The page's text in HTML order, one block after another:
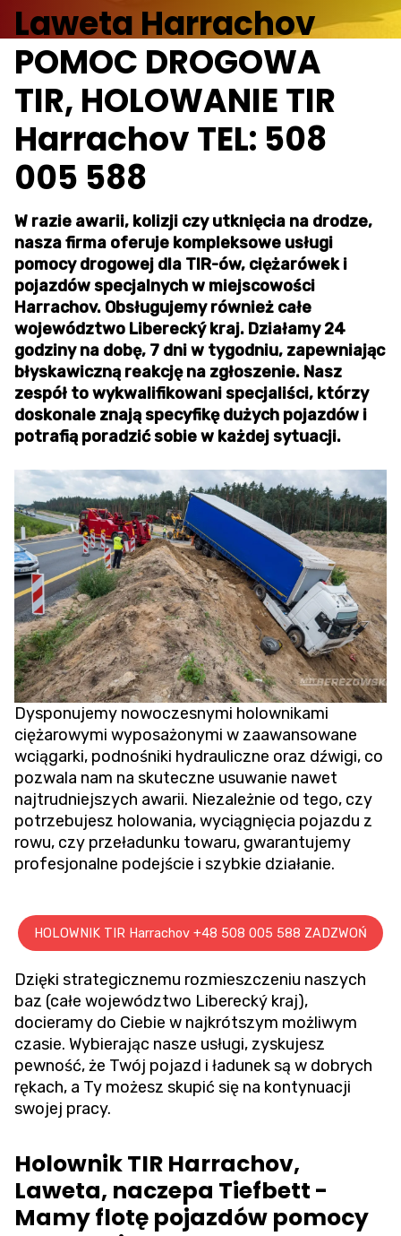
Laweta Harrachov
POMOC DROGOWA
TIR, HOLOWANIE TIR
Harrachov TEL: 508
005 588
W razie awarii, kolizji czy utknięcia na drodze,
nasza firma oferuje kompleksowe usługi
pomocy drogowej dla TIR-ów, ciężarówek i
pojazdów specjalnych w miejscowości
Harrachov. Obsługujemy również całe
województwo Liberecký kraj. Działamy 24
godziny na dobę, 7 dni w tygodniu, zapewniając
błyskawiczną reakcję na zgłoszenie. Nasz
zespół to wykwalifikowani specjaliści, którzy
doskonale znają specyfikę dużych pojazdów i
potrafią poradzić sobie w każdej sytuacji.
Dysponujemy nowoczesnymi holownikami
ciężarowymi wyposażonymi w zaawansowane
wciągarki, podnośniki hydrauliczne oraz dźwigi, co
pozwala nam na skuteczne usuwanie nawet
najtrudniejszych awarii. Niezależnie od tego, czy
potrzebujesz holowania,wyciągnięcia pojazdu z
rowu, czy przeładunku towaru, gwarantujemy
profesjonalne podejście i szybkie działanie.
HOLOWNIK TIR Harrachov +48 508 005 588 ZADZWOŃ
Dzięki strategicznemu rozmieszczeniu naszych
baz (całe województwo Liberecký kraj),
docieramy do Ciebie w najkrótszym możliwym
czasie. Wybierając nasze usługi, zyskujesz
pewność, że Twój pojazd i ładunek są w dobrych
rękach, a Ty możesz skupić się na kontynuacji
swojej pracy.
Holownik TIR Harrachov,
Laweta, naczepa Tiefbett -
Mamy flotę pojazdów pomocy